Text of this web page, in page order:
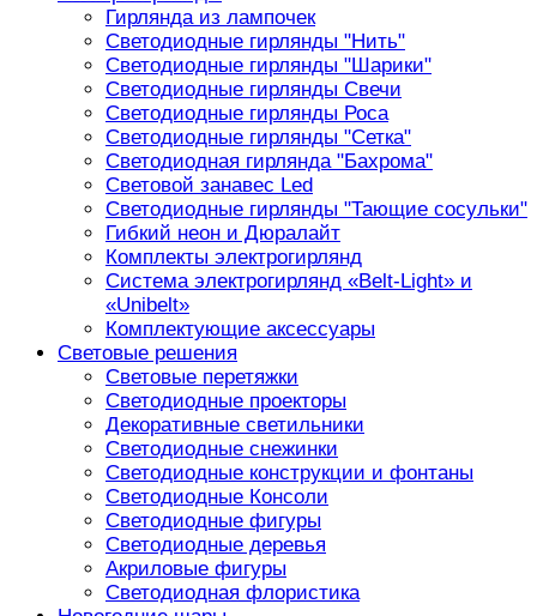
Гирлянда из лампочек
Светодиодные гирлянды "Нить"
Светодиодные гирлянды "Шарики"
Светодиодные гирлянды Свечи
Светодиодные гирлянды Роса
Светодиодные гирлянды "Сетка"
Светодиодная гирлянда "Бахрома"
Световой занавес Led
Светодиодные гирлянды "Тающие сосульки"
Гибкий неон и Дюралайт
Комплекты электрогирлянд
Система электрогирлянд «Belt-Light» и
«Unibelt»
Комплектующие аксессуары
Световые решения
Световые перетяжки
Светодиодные проекторы
Декоративные светильники
Светодиодные снежинки
Светодиодные конструкции и фонтаны
Светодиодные Консоли
Светодиодные фигуры
Светодиодные деревья
Акриловые фигуры
Светодиодная флористика